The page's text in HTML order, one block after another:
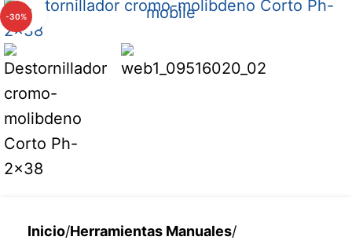
-30% Haga clic para ampliar
Inicio/Herramientas Manuales/